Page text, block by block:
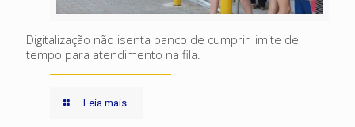
Digitalização não isenta banco de cumprir limite de
tempo para atendimento na fila.
Leia mais